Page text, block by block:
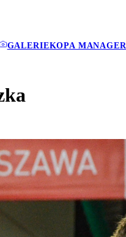
GALERIEKOPA MANAGER